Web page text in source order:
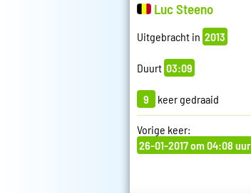
Luc Steeno
Uitgebracht in 2013
Duurt 03:09
9 keer gedraaid
Vorige keer:
26-01-2017 om 04:08 uur